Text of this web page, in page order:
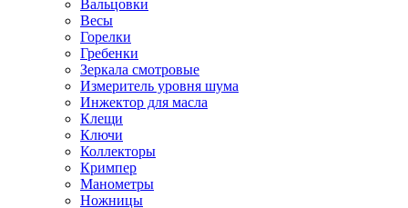
Вальцовки
Весы
Горелки
Гребенки
Зеркала смотровые
Измеритель уровня шума
Инжектор для масла
Клещи
Ключи
Коллекторы
Кримпер
Манометры
Ножницы